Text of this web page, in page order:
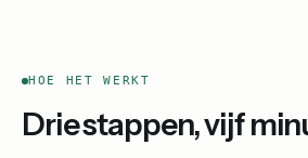
HOE HET WERKT
Drie stappen, vijf